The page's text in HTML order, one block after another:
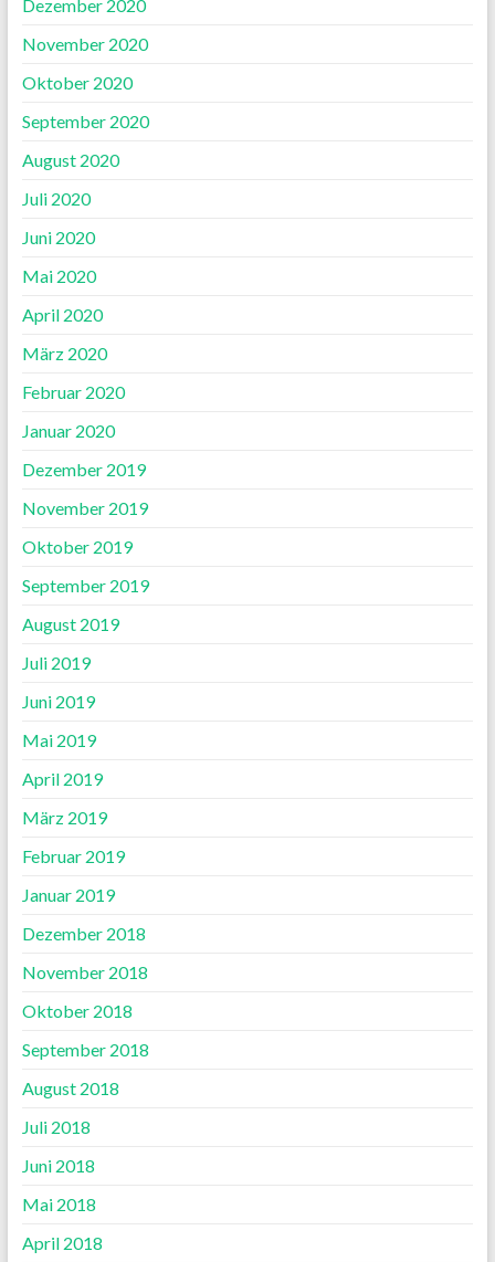
Dezember 2020
November 2020
Oktober 2020
September 2020
August 2020
Juli 2020
Juni 2020
Mai 2020
April 2020
März 2020
Februar 2020
Januar 2020
Dezember 2019
November 2019
Oktober 2019
September 2019
August 2019
Juli 2019
Juni 2019
Mai 2019
April 2019
März 2019
Februar 2019
Januar 2019
Dezember 2018
November 2018
Oktober 2018
September 2018
August 2018
Juli 2018
Juni 2018
Mai 2018
April 2018